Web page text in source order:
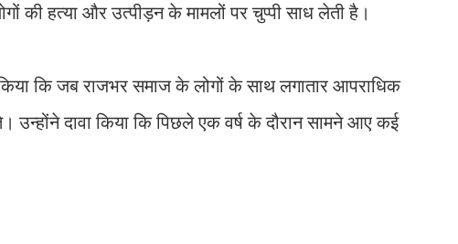
की हत्या और उत्पीड़न के मामलों पर चुप्पी साध लेती है।
कि जब राजभर समाज के लोगों के साथ लगातार आपराधिक
उन्होंने दावा किया कि पिछले एक वर्ष के दौरान सामने आए कई